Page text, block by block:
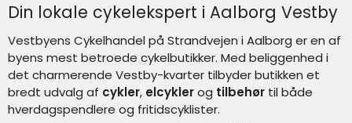
Din lokale cykelekspert i Aalborg Vestby
Vestbyens Cykelhandel på Strandvejen i Aalborg er en af
byens mest betroede cykelbutikker. Med beliggenhed i
det charmerende Vestby-kvarter tilbyder butikken et
bredt udvalg af cykler, elcyklerog tilbehør til både
hverdagspendlere og fritidscyklister.